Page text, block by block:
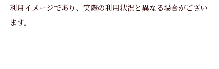
利用イメージであり、実際の利用状況と異なる場合がござい
ます。